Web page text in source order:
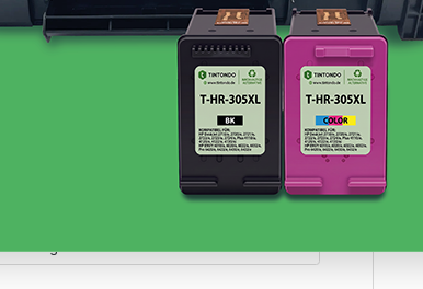
inkl. 19% MwSt. Versand
Sofort verfügbar, Lieferzeit: 1-3 Werktage
Sofort verfügbar, Lieferzeit: 1-3 Werktage
Werktage